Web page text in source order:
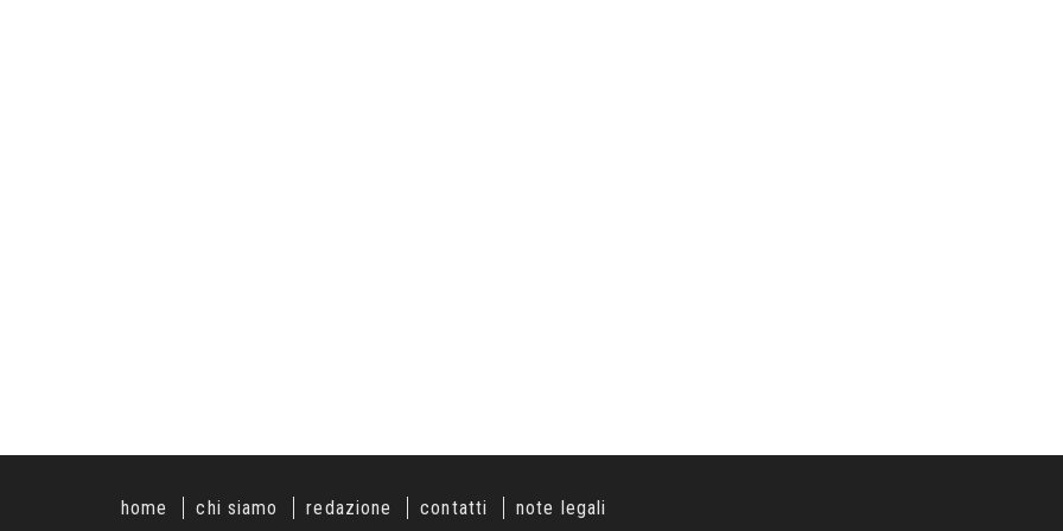
home chi siamo redazione contatti note legali